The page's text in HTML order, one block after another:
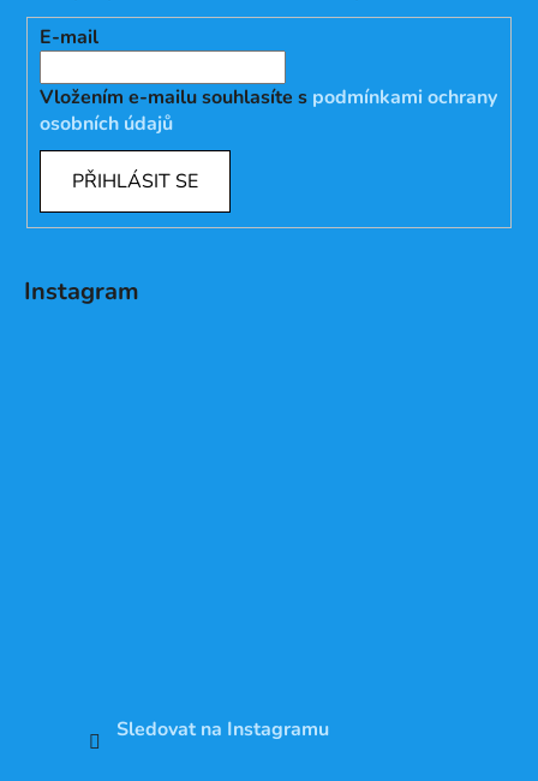
E-mail
Vložením e-mailu souhlasíte s podmínkami ochrany
osobních údajů
PŘIHLÁSIT SE
Instagram
Sledovat na Instagramu